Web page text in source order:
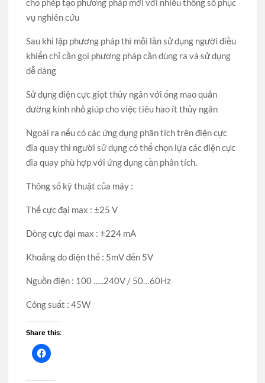
cho phép tạo phương pháp mới với nhiều thông số phục
vụ nghiên cứu
Sau khi lập phương pháp thì mỗi lần sử dụng người điều
khiển chỉ cần gọi phương pháp cần dùng ra và sử dụng
dễ dàng
Sử dụng điện cực giọt thủy ngân với ống mao quản
đường kính nhỏ giúp cho việc tiêu hao ít thủy ngân
Ngoài ra nếu có các ứng dụng phân tích trên điện cực
đĩa quay thì người sử dụng có thể chọn lựa các điện cực
đĩa quay phù hợp với ứng dụng cần phân tích.
Thông số kỹ thuật của máy :
Thế cực đại max : ±25 V
Dòng cực đại max : ±224 mA
Khoảng đo điện thế : 5mV đến 5V
Nguồn điện : 100 …..240V / 50…60Hz
Công suất : 45W
Share this: